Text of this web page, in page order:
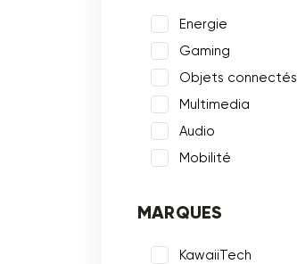
Energie
Gaming
Objets connectés
Multimedia
Audio
Mobilité
MARQUES
KawaiiTech